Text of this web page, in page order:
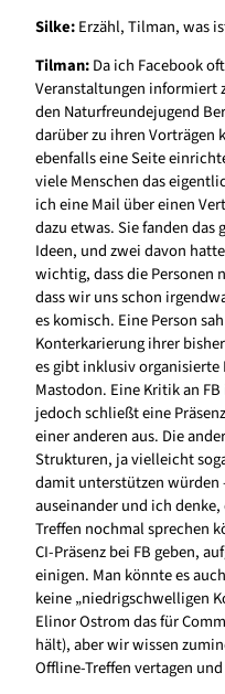
Silke:Erzähl, Tilman, was
Tilman:Da ich Facebook
Veranstaltungen informiert
den Naturfreundejugend
darüber zu ihren Vorträgen
ebenfalls eine Seite
viele Menschen das
ich eine Mail über einen
dazu etwas. Sie fanden
Ideen, und zwei davon
wichtig, dass die Personen
dass wir uns schon
es komisch. Eine Person
Konterkarierung ihrer
es gibt inklusiv
Mastodon. Eine Kritik an
jedoch schließt eine
einer anderen aus. Die
Strukturen, ja vielleicht
damit unterstützen würden
auseinander und ich
Treffen nochmal sprechen
CI-Präsenz bei FB geben,
einigen. Man könnte es
keine „niedrigschwelligen
Elinor Ostrom das für
hält), aber wir wissen
Offline-Treffen vertagen